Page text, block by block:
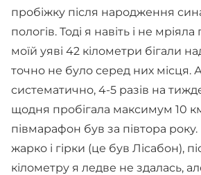
пробіжку після народження
пологів. Тоді я навіть і не
моїй уяві 42 кілометри бігали
точно не було серед них місця.
систематично, 4-5 разів на
щодня пробігала максимум 10
півмарафон був за півтора
жарко і гірки (це був Лісабон),
кілометру я ледве не здалась,